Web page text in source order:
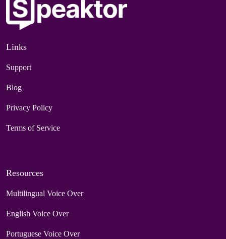
Links
Support
Blog
Privacy Policy
Terms of Service
Resources
Multilingual Voice Over
English Voice Over
Portuguese Voice Over